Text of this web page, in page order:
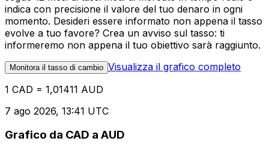
indica con precisione il valore del tuo denaro in ogni
momento. Desideri essere informato non appena il tasso
evolve a tuo favore? Crea un avviso sul tasso: ti
informeremo non appena il tuo obiettivo sarà raggiunto.
Monitora il tasso di cambio Visualizza il grafico completo
1 CAD = 1,01411 AUD
7 ago 2026, 13:41 UTC
Grafico da CAD a AUD